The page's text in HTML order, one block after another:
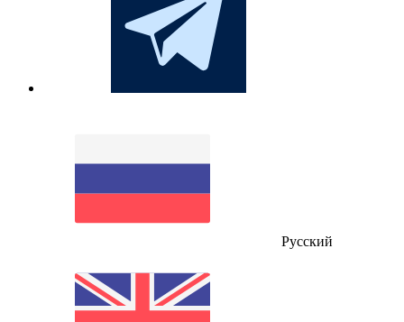
Русский